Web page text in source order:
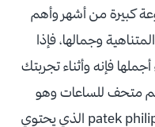
كبيرة من أشهر وأهم
وجمالها، فإذا
فإنه وأثناء تجربتك
متحف للساعات وهو
متحف باتيك فيليب patek philippe museum الذي يحتوي